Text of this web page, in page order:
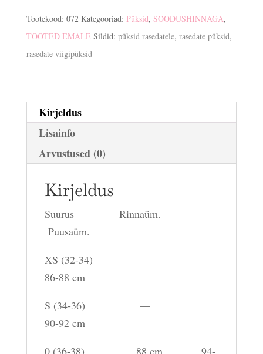
Tootekood: 072 Kategooriad: Püksid, SOODUSHINNAGA,
TOOTED EMALE Sildid: püksid rasedatele, rasedate püksid,
rasedate viigipüksid
Kirjeldus
Lisainfo
Arvustused (0)
Kirjeldus
Suurus Rinnaüm.
Puusaüm.
XS (32-34) —
86-88 cm
S (34-36) —
90-92 cm
0 (36-38) 88 cm 94-